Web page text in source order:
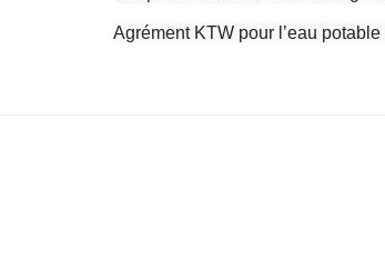
Agrément KTW pour l’eau potable